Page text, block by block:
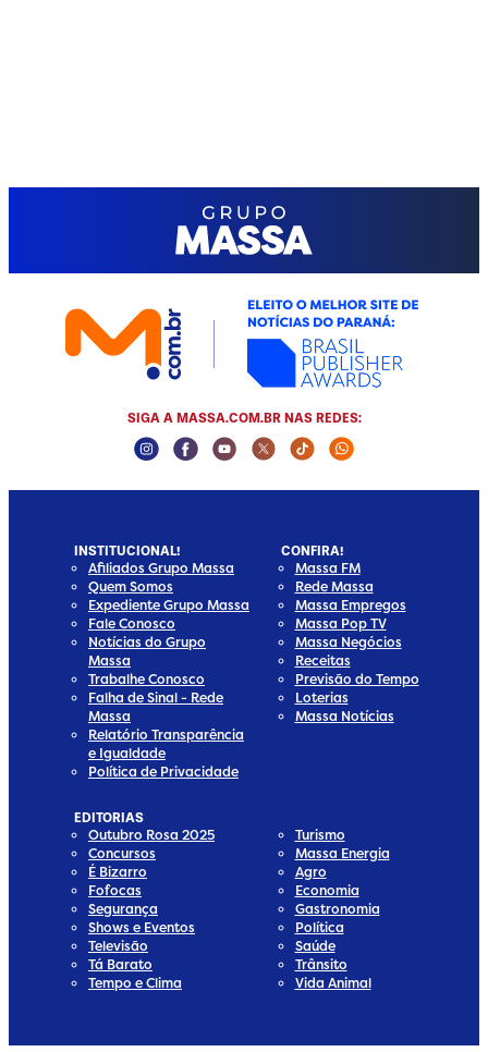
SIGA A MASSA.COM.BR NAS REDES:
Instagram Social Media
Facebook Social Media
Youtube Social Media
Twitter Social Media
Tiktok Social Media
Whatsapp
INSTITUCIONAL!
Afiliados Grupo Massa
Quem Somos
Expediente Grupo Massa
Fale Conosco
Notícias do Grupo
Massa
Trabalhe Conosco
Falha de Sinal - Rede
Massa
Relatório Transparência
e Igualdade
Política de Privacidade
CONFIRA!
Massa FM
Rede Massa
Massa Empregos
Massa Pop TV
Massa Negócios
Receitas
Previsão do Tempo
Loterias
Massa Notícias
EDITORIAS
Outubro Rosa 2025
Concursos
É Bizarro
Fofocas
Segurança
Shows e Eventos
Televisão
Tá Barato
Tempo e Clima
Turismo
Massa Energia
Agro
Economia
Gastronomia
Política
Saúde
Trânsito
Vida Animal